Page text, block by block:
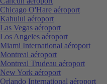
Chicago O'Hare aéroport
Kahului aéroport
Las Vegas aéroport
Los Angeles aéroport
Miami International aéroport
Montreal aéroport
Montreal Trudeau aéroport
New York aéroport
Orlando International aéroport